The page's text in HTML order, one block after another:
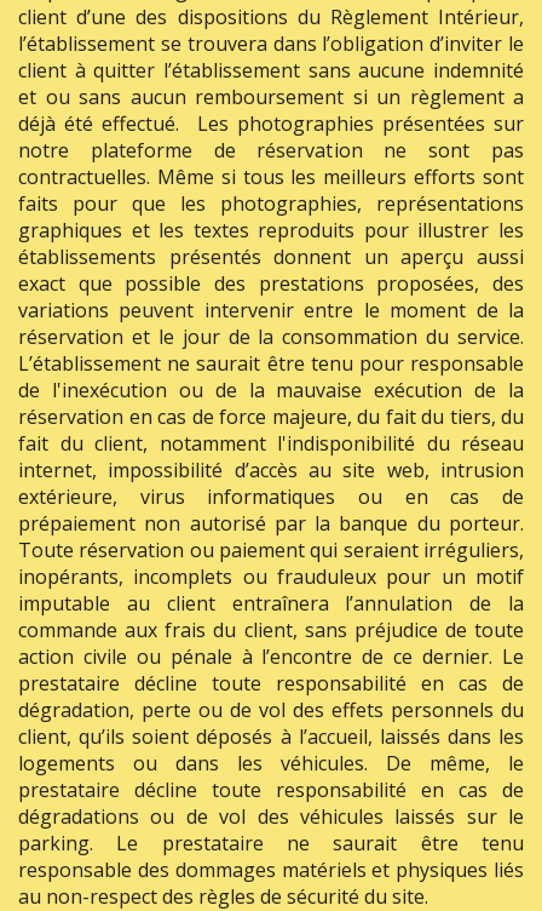
client d’une des dispositions du Règlement Intérieur,
l’établissement se trouvera dans l’obligation d’inviter le
client à quitter l’établissement sans aucune indemnité
et ou sans aucun remboursement si un règlement a
déjà été effectué. Les photographies présentées sur
notre plateforme de réservation ne sont pas
contractuelles. Même si tous les meilleurs efforts sont
faits pour que les photographies, représentations
graphiques et les textes reproduits pour illustrer les
établissements présentés donnent un aperçu aussi
exact que possible des prestations proposées, des
variations peuvent intervenir entre le moment de la
réservation et le jour de la consommation du service.
L’établissement ne saurait être tenu pour responsable
de l'inexécution ou de la mauvaise exécution de la
réservation en cas de force majeure, du fait du tiers, du
fait du client, notamment l'indisponibilité du réseau
internet, impossibilité d’accès au site web, intrusion
extérieure, virus informatiques ou en cas de
prépaiement non autorisé par la banque du porteur.
Toute réservation ou paiement qui seraient irréguliers,
inopérants, incomplets ou frauduleux pour un motif
imputable au client entraînera l’annulation de la
commande aux frais du client, sans préjudice de toute
action civile ou pénale à l’encontre de ce dernier. Le
prestataire décline toute responsabilité en cas de
dégradation, perte ou de vol des effets personnels du
client, qu’ils soient déposés à l’accueil, laissés dans les
logements ou dans les véhicules. De même, le
prestataire décline toute responsabilité en cas de
dégradations ou de vol des véhicules laissés sur le
parking. Le prestataire ne saurait être tenu
responsable des dommages matériels et physiques liés
au non-respect des règles de sécurité du site.